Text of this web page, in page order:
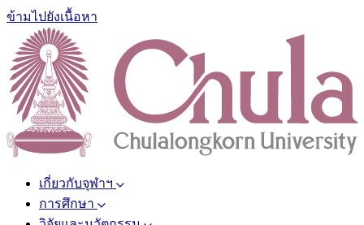
ข้ามไปยังเนื้อหา
เกี่ยวกับจุฬาฯ
การศึกษา